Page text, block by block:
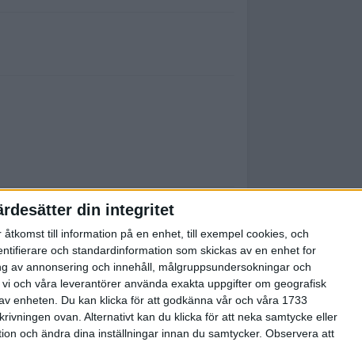
din integritet
till information på en enhet, till exempel cookies, och
och standardinformation som skickas av en enhet for
av annonsering och innehåll, målgruppsundersokningar och
och våra leverantörer använda exakta uppgifter om geografisk
enheten. Du kan klicka för att godkänna vår och våra 1733
ovan. Alternativt kan du klicka för att neka samtycke eller
och ändra dina inställningar innan du samtycker. Observera att